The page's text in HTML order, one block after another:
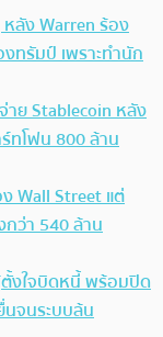
ลัง Warren ร้อง
ทรัมป์ เพราะทำนัก
าย Stablecoin หลัง
ทโฟน 800 ล้าน
ง Wall Street แต่
ว่า 540 ล้าน
งใจบิดหนี้ พร้อมปิด
จนระบบล้น